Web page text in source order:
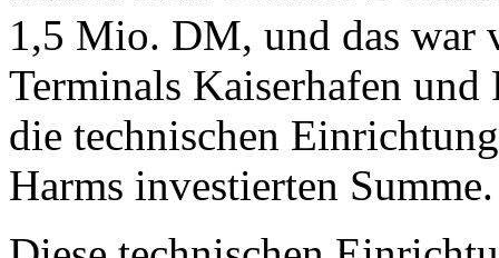
1,5 Mio. DM, und das war
Terminals Kaiserhafen und
die technischen
Harms investierten Summe.